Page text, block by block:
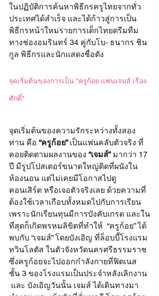
ในปฏิบัติการค้นหาพิธีกรครูไทยจากทั่ว
ประเทศได้สำเร็จ และได้ก้าวสู่การเป็น
พิธีกรหน้าใหม่รายการเด็กไทยดรีมทีม
ทางช่องอมรินทร์ 34 คู่กับโบ- ธนากร ชิน
กูล พิธีกรและนักแสดงชื่อดัง
จุดเริ่มต้นของการเป็น "ครูก้อย แฟนเจมส์ เรือง
ศักดิ์"
จุดเริ่มต้นของความรักระหว่างทั้งสอง
ท่าน คือ “ครูก้อย” เป็นแฟนคลับตัวจริง ที่
คอยติดตามผลงานของ “เจมส์” มากว่า 17
ปี มีรูปโปสเตอร์ขนาดใหญ่ติดที่ผนังใน
ห้องนอน แต่ไม่เคยมีโอกาสไปดู
คอนเสิร์ต หรือเจอตัวจริงเลย ด้วยความที่
ต้องใช้เวลาเกือบทั้งหมดไปกับการเรียน
เพราะนักเรียนทุนมีการบังคับเกรด และใน
ที่สุดก็เกิดพรหมลิขิตที่ทำให้  “ครูก้อย” ได้
พบกับ “เจมส์” โดยบังเอิญ ที่ล็อบบี้โรงแรม
ทวินโลตัส ในตัวจังหวัดนครศรีธรรมราช
ซึ่งครูก้อยจะไปออกกำลังกายที่ฟิตเนส
ชั้น 3 ของโรงแรมเป็นประจำหลังเลิกงาน
และ บังเอิญวันนั้น เจมส์ ได้เดินทางมา